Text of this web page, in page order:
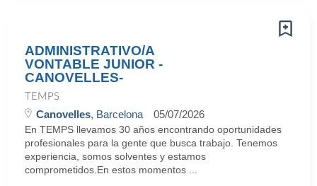
ADMINISTRATIVO/A
VONTABLE JUNIOR -
CANOVELLES-
TEMPS
Canovelles, Barcelona 05/07/2026
En TEMPS llevamos 30 años encontrando oportunidades
profesionales para la gente que busca trabajo. Tenemos
experiencia, somos solventes y estamos
comprometidos.En estos momentos ...